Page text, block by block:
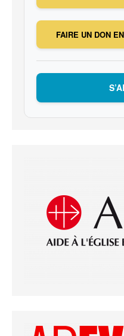
FAIRE UN DON